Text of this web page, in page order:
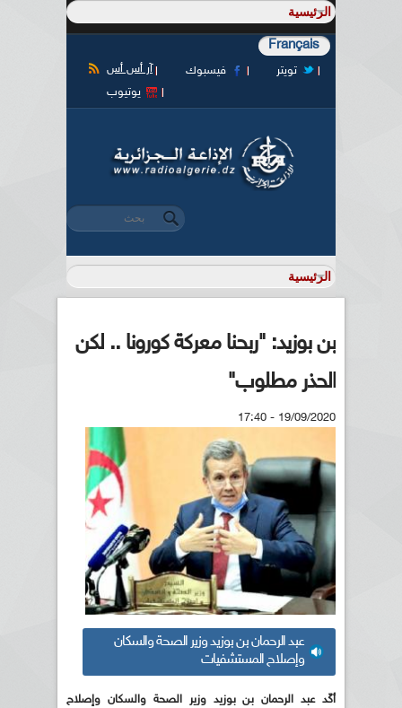
Français
آر أس أس فيسبوك
تويتر
يوتيوب
استمارة البحث
‏بحث ‏
بن بوزيد: "ربحنا معركة كورونا .. لكن
الحذر مطلوب"
19/09/2020 - 17:40
عبد الرحمان بن بوزيد وزير الصحة والسكان
وإصلاح المستشفيات
أكّد عبد الرحمان بن بوزيد وزير الصحة والسكان وإصلاح